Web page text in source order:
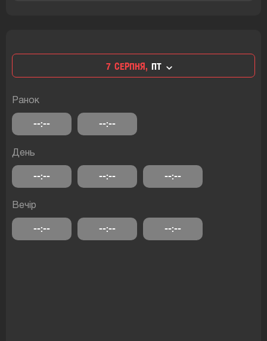
7 СЕРПНЯ, ПТ
Ранок
--:-- --:--
День
--:-- --:-- --:--
Вечір
--:-- --:-- --:--